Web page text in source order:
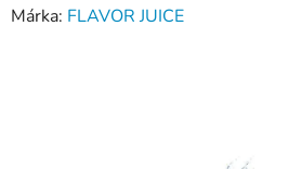
termék
Márka: FLAVOR JUICE